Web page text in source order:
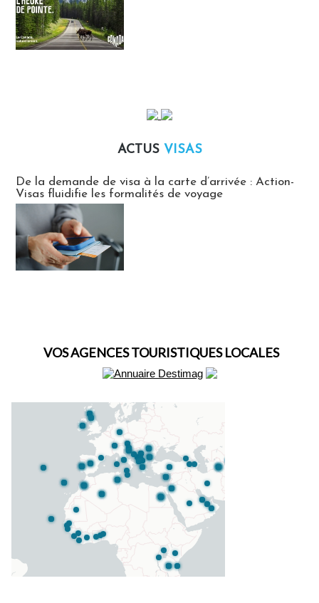
ACTUS VISAS
De la demande de visa à la carte d’arrivée : Action-
Visas fluidifie les formalités de voyage
VOS AGENCES TOURISTIQUES LOCALES